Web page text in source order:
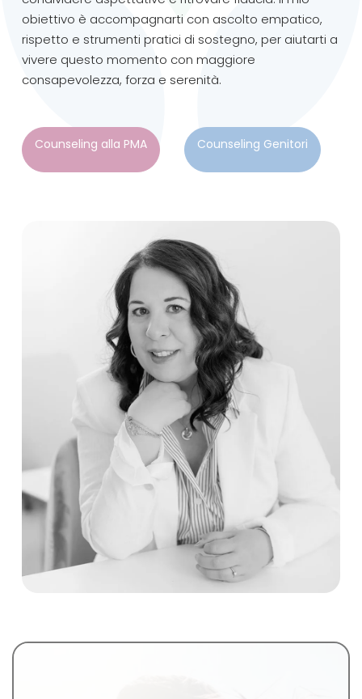
obiettivo è accompagnarti con ascolto empatico,
rispetto e strumenti pratici di sostegno, per aiutarti a
vivere questo momento con maggiore
consapevolezza, forza e serenità.
Counseling alla PMA Counseling Genitori